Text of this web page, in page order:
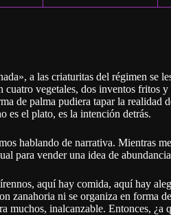
a las criaturitas del régimen se
vegetales, dos inventos fritos
de palma pudiera tapar la realidad
es el plato, es la intención detrás.
hablando de narrativa. Mientras
para vender una idea de
aquí hay comida, aquí hay
zanahoria ni se organiza en forma
muchos, inalcanzable. Entonces, ¿a